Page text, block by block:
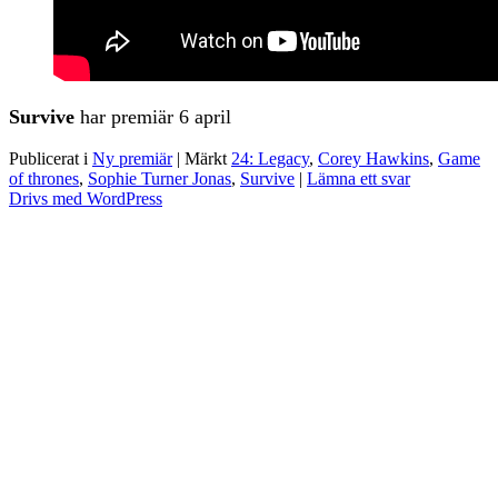
Survive har premiär 6 april
Publicerat i Ny premiär | Märkt 24: Legacy, Corey Hawkins, Game
of thrones, Sophie Turner Jonas, Survive | Lämna ett svar
Drivs med WordPress